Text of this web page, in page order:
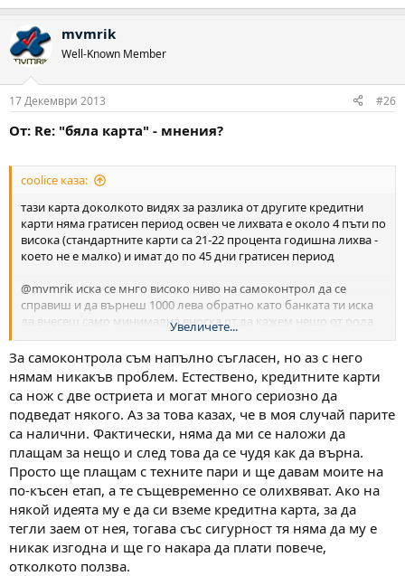
mvmrik
Well-Known Member
17 Декември 2013 #26
От: Re: "бяла карта" - мнения?
coolice каза:
тази карта доколкото видях за разлика от другите кредитни
карти няма гратисен период освен че лихвата е около 4 пъти по
висока (стандартните карти са 21-22 процента годишна лихва -
което не е малко) и имат до по 45 дни гратисен период
@mvmrik иска се мнго високо ниво на самоконтрол да се
справиш и да върнеш 1000 лева обратно като банката ти иска
да внесеш само минимална вноска от да кажем нещо от рода
30 лева - за 500 до 1000 лв някой ще каже ама как така толкова
малка вноска тези 1000 лева няма да се изплатят докато мине
срока на валидност - именно това им е идеята на банките
винаги да имате да им плащате и никога да не се изплатите за
да ви преиздват каратат и да си прибират 20 няколко процента
лихва който от друго не ги прибират... не един или двама са
затънали така дори и в България накрая картата им е изтеглена
до лимит за скъпи вещи плщата минимума който на 10 001 лв
мининалната вноска е 500 лв и при заплата от 1500 лева си се
усеща обаче може да внасяш минимума и тои веднага ти се
обръща на кредитен лимит може да си го изтеглиш да го
ползваш а банката си печели по 2500 лева от теб на година... и
иска да е доживот...
Увеличете...
За самоконтрола съм напълно съгласен, но аз с него
нямам никакъв проблем. Естествено, кредитните карти
са нож с две остриета и могат много сериозно да
подведат някого. Аз за това казах, че в моя случай парите
са налични. Фактически, няма да ми се наложи да
плащам за нещо и след това да се чудя как да върна.
Просто ще плащам с техните пари и ще давам моите на
по-късен етап, а те същевременно се олихвяват. Ако на
някой идеята му е да си вземе кредитна карта, за да
тегли заем от нея, тогава със сигурност тя няма да му е
никак изгодна и ще го накара да плати повече,
отколкото ползва.